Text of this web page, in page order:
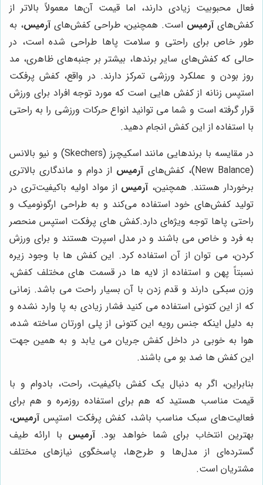
فعال محبوبیت زیادی دارند، اما قیمت آن‌ها معمولاً بالاتر از
کفش‌هایآرمیس است. همچنین، طراحی کفش‌هایآرمیس، به
طور خاص برای راحتی و سلامت پاها طراحی شده است، در
حالی که کفش‌های سایر برندها، بیشتر بر جنبه‌های ظاهری، مد
روز بودن و عملکرد ورزشی تمرکز دارند. در واقع، کفش پرفکت
استپس زنانه از کفش هایی است که مورد توجه افراد برای ورزش
قرار گرفته است و شما می توانید انواع حرکات ورزشی را به راحتی
با استفاده از این کفش انجام دهید.
در مقایسه با برندهایی مانند اسکیچرز (Skechers) و نیو بالانس
(New Balance)، کفش‌های
آرمیس از دوام و ماندگاری بالاتری
برخوردار هستند. همچنین،آرمیس از مواد اولیه باکیفیت‌تری در
تولید کفش‌های خود استفاده می‌کند و به طراحی ارگونومیک و
راحتی پاها توجه ویژه‌ای دارد.کفش های پرفکت استپس منحصر
به فرد و خاص می باشند و در مدل اسپرت هستند و برای ورزش
کردن، می توان از آن استفاده کرد. این کفش ها با وجود زیره
نسبتاً پهن و استفاده از لایه ها در قسمت‌ های مختلف کفش،
وزن سبکی دارند و قدم زدن با آن بسیار راحت می باشد. زمانی
که از این کتونی استفاده می کنید فشار زیادی به پا وارد نشده و
به دلیل اینکه جنس رویه این کتونی از پلی اورتان ساخته شده،
هوا به خوبی در داخل کفش جریان می یابد و به همین جهت
این کفش ها ضد بو می باشند.
بنابراین، اگر به دنبال یک کفش باکیفیت، راحت، بادوام و با
قیمت مناسب هستید که هم برای استفاده روزمره و هم برای
فعالیت‌های سبک مناسب باشد، کفش پرفکت استپسآرمیس،
بهترین انتخاب برای شما خواهد بود.آرمیس با ارائه طیف
گسترده‌ای از مدل‌ها و طرح‌ها، پاسخگوی نیازهای مختلف
مشتریان است.